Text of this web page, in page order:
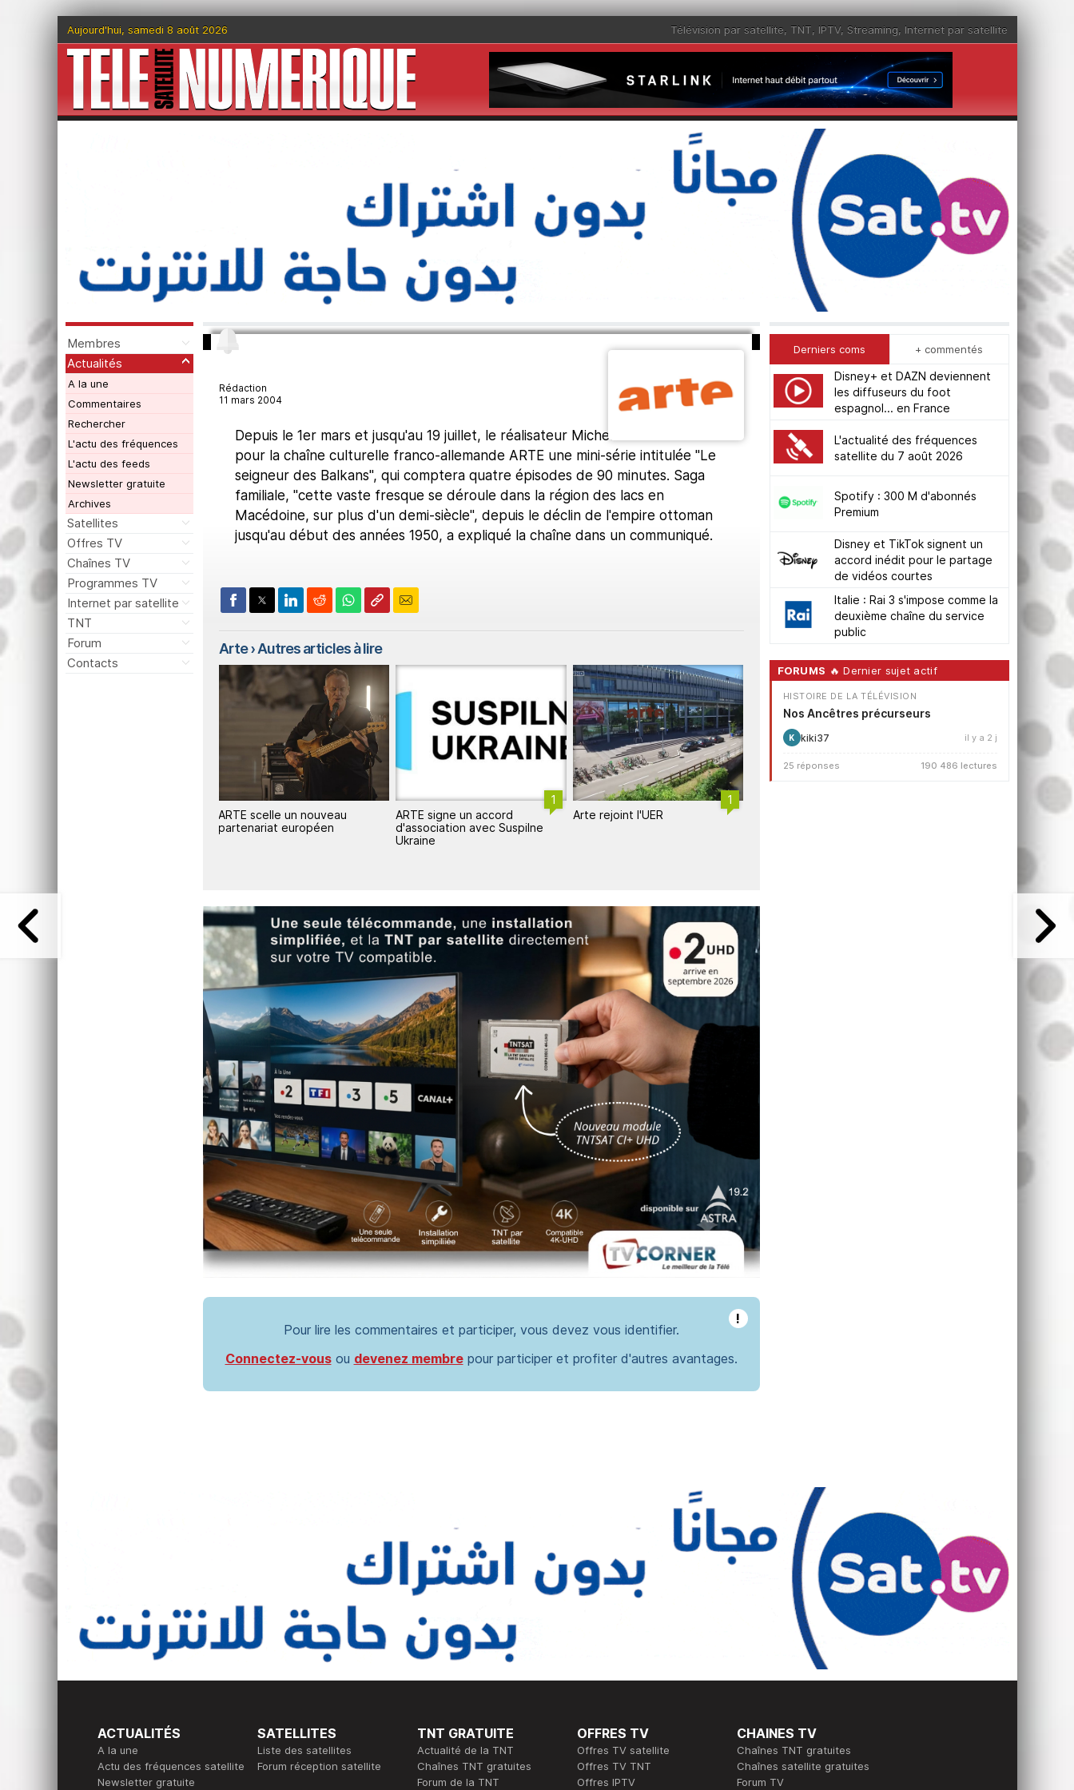
Aujourd'hui, samedi 8 août 2026 Télévision par satellite, TNT, IPTV, Streaming, Internet par satellite
Membres
Actualités
A la une
Commentaires
Rechercher
L'actu des fréquences
L'actu des feeds
Newsletter gratuite
Archives
Satellites
Offres TV
Chaînes TV
Programmes TV
Internet par satellite
TNT
Forum
Contacts
Rédaction
11 mars 2004
Depuis le 1er mars et jusqu'au 19 juillet, le réalisateur Michel Favart tourne
pour la chaîne culturelle franco-allemande ARTE une mini-série intitulée "Le
seigneur des Balkans", qui comptera quatre épisodes de 90 minutes. Saga
familiale, "cette vaste fresque se déroule dans la région des lacs en
Macédoine, sur plus d'un demi-siècle", depuis le déclin de l'empire ottoman
jusqu'au début des années 1950, a expliqué la chaîne dans un communiqué.
Arte› Autres articles à lire
1
ARTE signe un accord
d'association avec Suspilne
1
Arte rejoint l'UER
ARTE scelle un nouveau
!
Pour lire les commentaires et participer, vous devez vous identifier.
Connectez-vousou devenez membrepour participer et profiter d'autres avantages.
Derniers coms + commentés
Disney+ et DAZN deviennent
les diffuseurs du foot
espagnol... en France
L'actualité des fréquences
satellite du 7 août 2026
Spotify : 300 M d'abonnés
Premium
Disney et TikTok signent un
accord inédit pour le partage
de vidéos courtes
Italie : Rai 3 s'impose comme la
deuxième chaîne du service
public
FORUMS 🔥 Dernier sujet actif
HISTOIRE DE LA TÉLÉVISION
Nos Ancêtres précurseurs
K kiki37 il y a 2 j
25 réponses 190 486 lectures
ACTUALITÉS
A la une
Actu des fréquences satellite
Newsletter gratuite
SATELLITES
Liste des satellites
Forum réception satellite
TNT GRATUITE
Actualité de la TNT
Chaînes TNT gratuites
Forum de la TNT
OFFRES TV
Offres TV satellite
Offres TV TNT
Offres IPTV
CHAINES TV
Chaînes TNT gratuites
Chaînes satellite gratuites
Forum TV